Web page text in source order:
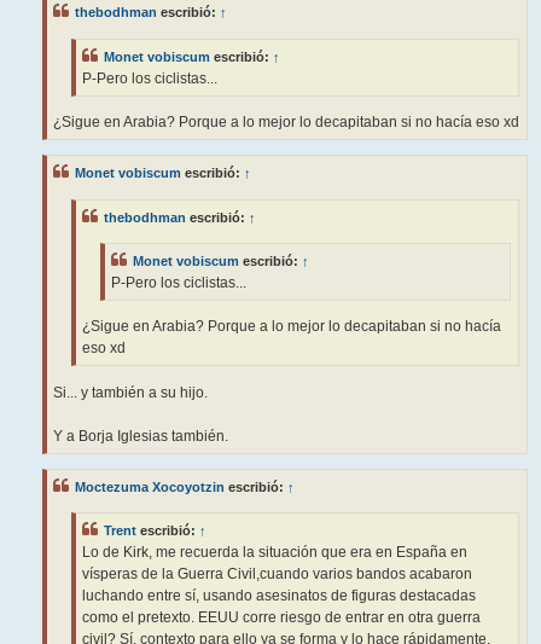
thebodhman escribió: ↑
Monet vobiscum escribió: ↑
P-Pero los ciclistas...
¿Sigue en Arabia? Porque a lo mejor lo decapitaban si no hacía eso xd
Monet vobiscum escribió: ↑
thebodhman escribió: ↑
Monet vobiscum escribió: ↑
P-Pero los ciclistas...
¿Sigue en Arabia? Porque a lo mejor lo decapitaban si no hacía
eso xd
Si... y también a su hijo.
Y a Borja Iglesias también.
Moctezuma Xocoyotzin escribió: ↑
Trent escribió: ↑
Lo de Kirk, me recuerda la situación que era en España en
vísperas de la Guerra Civil,cuando varios bandos acabaron
luchando entre sí, usando asesinatos de figuras destacadas
como el pretexto. EEUU corre riesgo de entrar en otra guerra
civil? Sí, contexto para ello ya se forma y lo hace rápidamente.